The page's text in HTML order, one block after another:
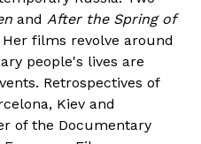
and After the Spring of
films revolve around
people's lives are
Retrospectives of
Kiev and
of the Documentary